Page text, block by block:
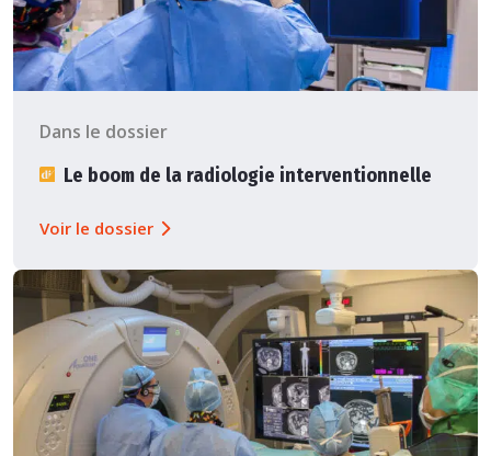
Dans le dossier
Le boom de la radiologie interventionnelle
Voir le dossier